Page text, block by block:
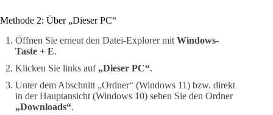
Methode 2: Über „Dieser PC“
Öffnen Sie erneut den Datei-Explorer mit Windows-
Taste + E.
Klicken Sie links auf „Dieser PC“.
Unter dem Abschnitt „Ordner“ (Windows 11) bzw. direkt
in der Hauptansicht (Windows 10) sehen Sie den Ordner
„Downloads“.